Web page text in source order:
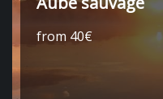
from 40€